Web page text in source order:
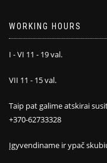
WORKING HOURS
I - VI 11 - 19 val.
VII 11 - 15 val.
Taip pat galime atskirai
+370-62733328
Įgyvendiname ir ypač